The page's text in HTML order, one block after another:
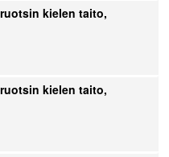
kielen taito,
kielen taito,